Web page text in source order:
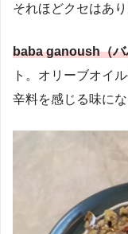
それほどクセはあ
baba ganoush（バ
ト。オリーブオイ
辛料を感じる味にな